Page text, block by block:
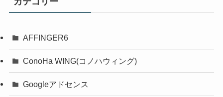
AFFINGER6
ConoHa WING(コノハウィング)
Googleアドセンス